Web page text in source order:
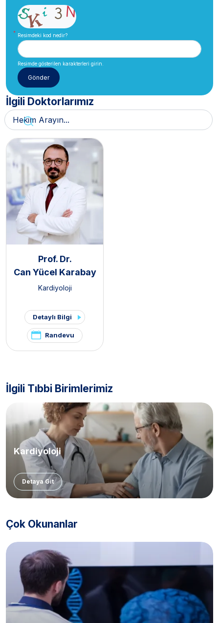
Resimdeki kod nedir?
Resimde gösterilen karakterleri girin.
İlgili Doktorlarımız
Prof. Dr.
Can Yücel Karabay
Kardiyoloji
Detaylı Bilgi
Randevu
İlgili Tıbbi Birimlerimiz
Kardiyoloji
Detaya Git
Çok Okunanlar